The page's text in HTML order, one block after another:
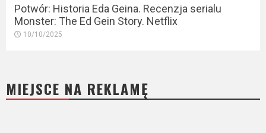
Potwór: Historia Eda Geina. Recenzja serialu
Monster: The Ed Gein Story. Netflix
10/10/2025
MIEJSCE NA REKLAMĘ